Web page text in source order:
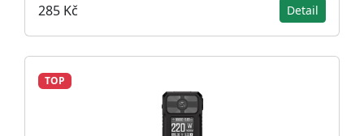
285 Kč Detail
TOP